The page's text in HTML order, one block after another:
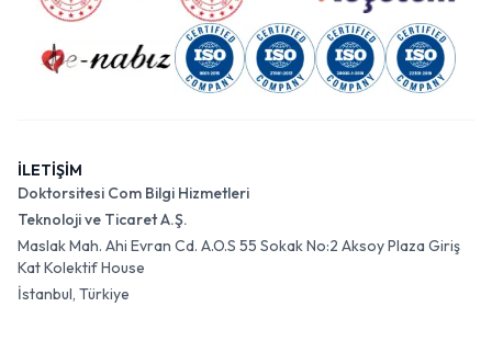
İLETİŞİM
Doktorsitesi Com Bilgi Hizmetleri
Teknoloji ve Ticaret A.Ş.
Maslak Mah. Ahi Evran Cd. A.O.S 55 Sokak No:2 Aksoy Plaza Giriş
Kat Kolektif House
İstanbul, Türkiye